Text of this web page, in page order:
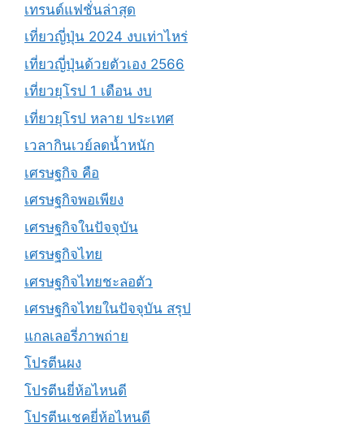
เทรนด์แฟชั่นล่าสุด
เที่ยวญี่ปุ่น 2024 งบเท่าไหร่
เที่ยวญี่ปุ่นด้วยตัวเอง 2566
เที่ยวยุโรป 1 เดือน งบ
เที่ยวยุโรป หลาย ประเทศ
เวลากินเวย์ลดน้ำหนัก
เศรษฐกิจ คือ
เศรษฐกิจพอเพียง
เศรษฐกิจในปัจจุบัน
เศรษฐกิจไทย
เศรษฐกิจไทยชะลอตัว
เศรษฐกิจไทยในปัจจุบัน สรุป
แกลเลอรี่ภาพถ่าย
โปรตีนผง
โปรตีนยี่ห้อไหนดี
โปรตีนเชคยี่ห้อไหนดี